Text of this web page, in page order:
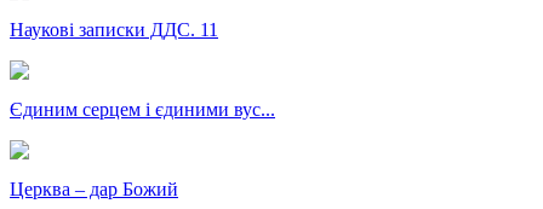
Наукові записки ДДС. 11
Єдиним серцем і єдиними вус...
Церква – дар Божий